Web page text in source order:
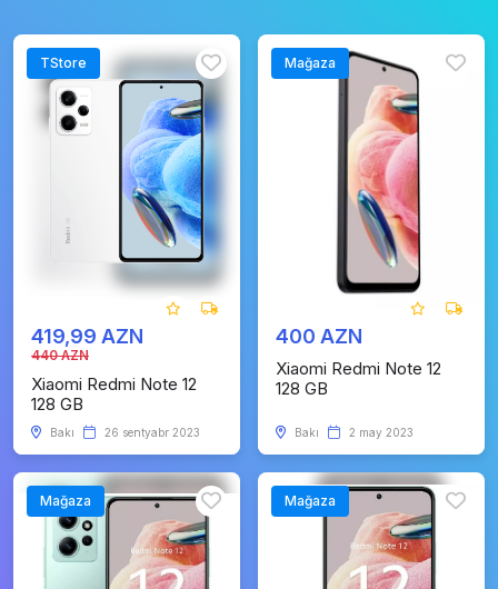
TStore
419,99 AZN
440 AZN
Xiaomi Redmi Note 12
128 GB
Bakı 26 sentyabr 2023
Mağaza
400 AZN
Xiaomi Redmi Note 12
128 GB
Bakı 2 may 2023
Mağaza Mağaza